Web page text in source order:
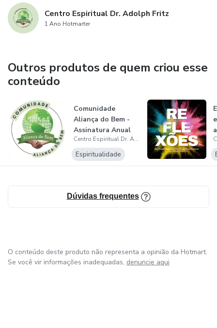
Centro Espiritual Dr. Adolph Fritz
1 Ano Hotmarter
Outros produtos de quem criou esse
conteúdo
Comunidade
Aliança do Bem -
Assinatura Anual
Centro Espiritual Dr. Adolph Fritz
Espiritualidade
Dúvidas frequentes
O conteúdo deste produto não representa a opinião da Hotmart.
Se você vir informações inadequadas, denuncie aqui